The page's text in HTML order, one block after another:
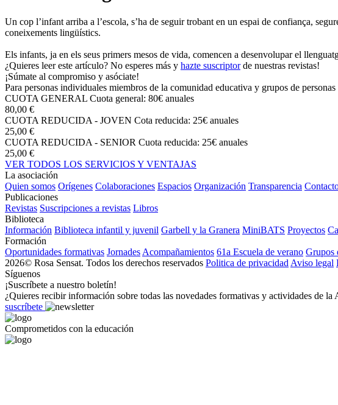
Un cop l’infant arriba a l’escola, s’ha de seguir trobant en un espai de confiança,
coneixements lingüístics.
Els infants, ja en els seus primers mesos de vida, comencen a desenvolupar el
¿Quieres leer este artículo? No esperes más y hazte suscriptor de nuestras revistas!
¡Súmate al compromiso y asóciate!
Para personas individuales miembros de la comunidad educativa y grupos de
CUOTA GENERAL Cuota general: 80€ anuales
80,00 €
CUOTA REDUCIDA - JOVEN Cota reducida: 25€ anuales
25,00 €
CUOTA REDUCIDA - SENIOR Cuota reducida: 25€ anuales
25,00 €
VER TODOS LOS SERVICIOS Y VENTAJAS
La asociación
Quien somos Orígenes Colaboraciones Espacios Organización Transparencia
Publicaciones
Revistas Suscripciones a revistas Libros
Biblioteca
Información Biblioteca infantil y juvenil Garbell y la Granera MiniBATS Proyectos
Formación
Oportunidades formativas Jornades Acompañamientos 61a Escuela de verano Grupos
2026© Rosa Sensat. Todos los derechos reservados Politica de privacidad Aviso legal
Síguenos
¡Suscríbete a nuestro boletín!
¿Quieres recibir información sobre todas las novedades formativas y actividades de la
suscríbete
Comprometidos con la educación